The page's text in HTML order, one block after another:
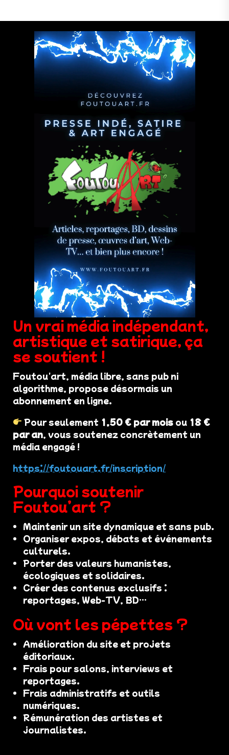
Un vrai média indépendant,
artistique et satirique, ça
se soutient !
Foutou'art, média libre, sans pub ni
algorithme, propose désormais un
abonnement en ligne.
Pour seulement 1,50 € par mois ou 18 €
par an, vous soutenez concrètement un
média engagé !
https://foutouart.fr/inscription/
Pourquoi soutenir
Foutou’art ?
Maintenir un site dynamique et sans pub.
Organiser expos, débats et événements
culturels.
Porter des valeurs humanistes,
écologiques et solidaires.
Créer des contenus exclusifs :
reportages, Web-TV, BD…
Où vont les pépettes ?
Amélioration du site et projets
éditoriaux.
Frais pour salons, interviews et
reportages.
Frais administratifs et outils
numériques.
Rémunération des artistes et
journalistes.